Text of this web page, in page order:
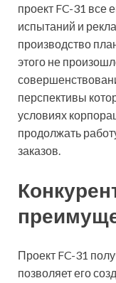
проект FC-31 все
испытаний и
производство
этого не
перспективы
условиях
продолжать
заказов.
Проект FC-31
позволяет его